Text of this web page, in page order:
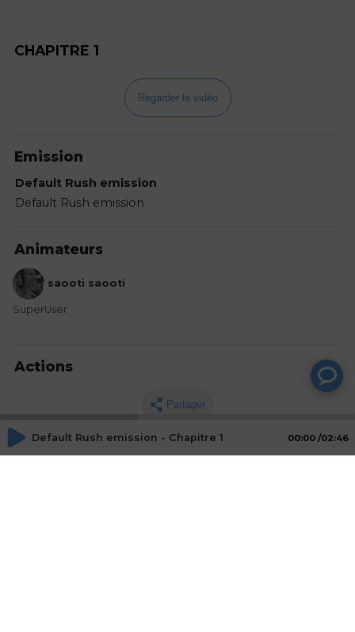
CHAPITRE 1
Regarder la vidéo
Emission
Default Rush emission
Default Rush emission
Animateurs
saooti saooti
SuperUser
Actions
Partager
Commentaires
Default Rush emission - Chapitre 1 00:00 02:46